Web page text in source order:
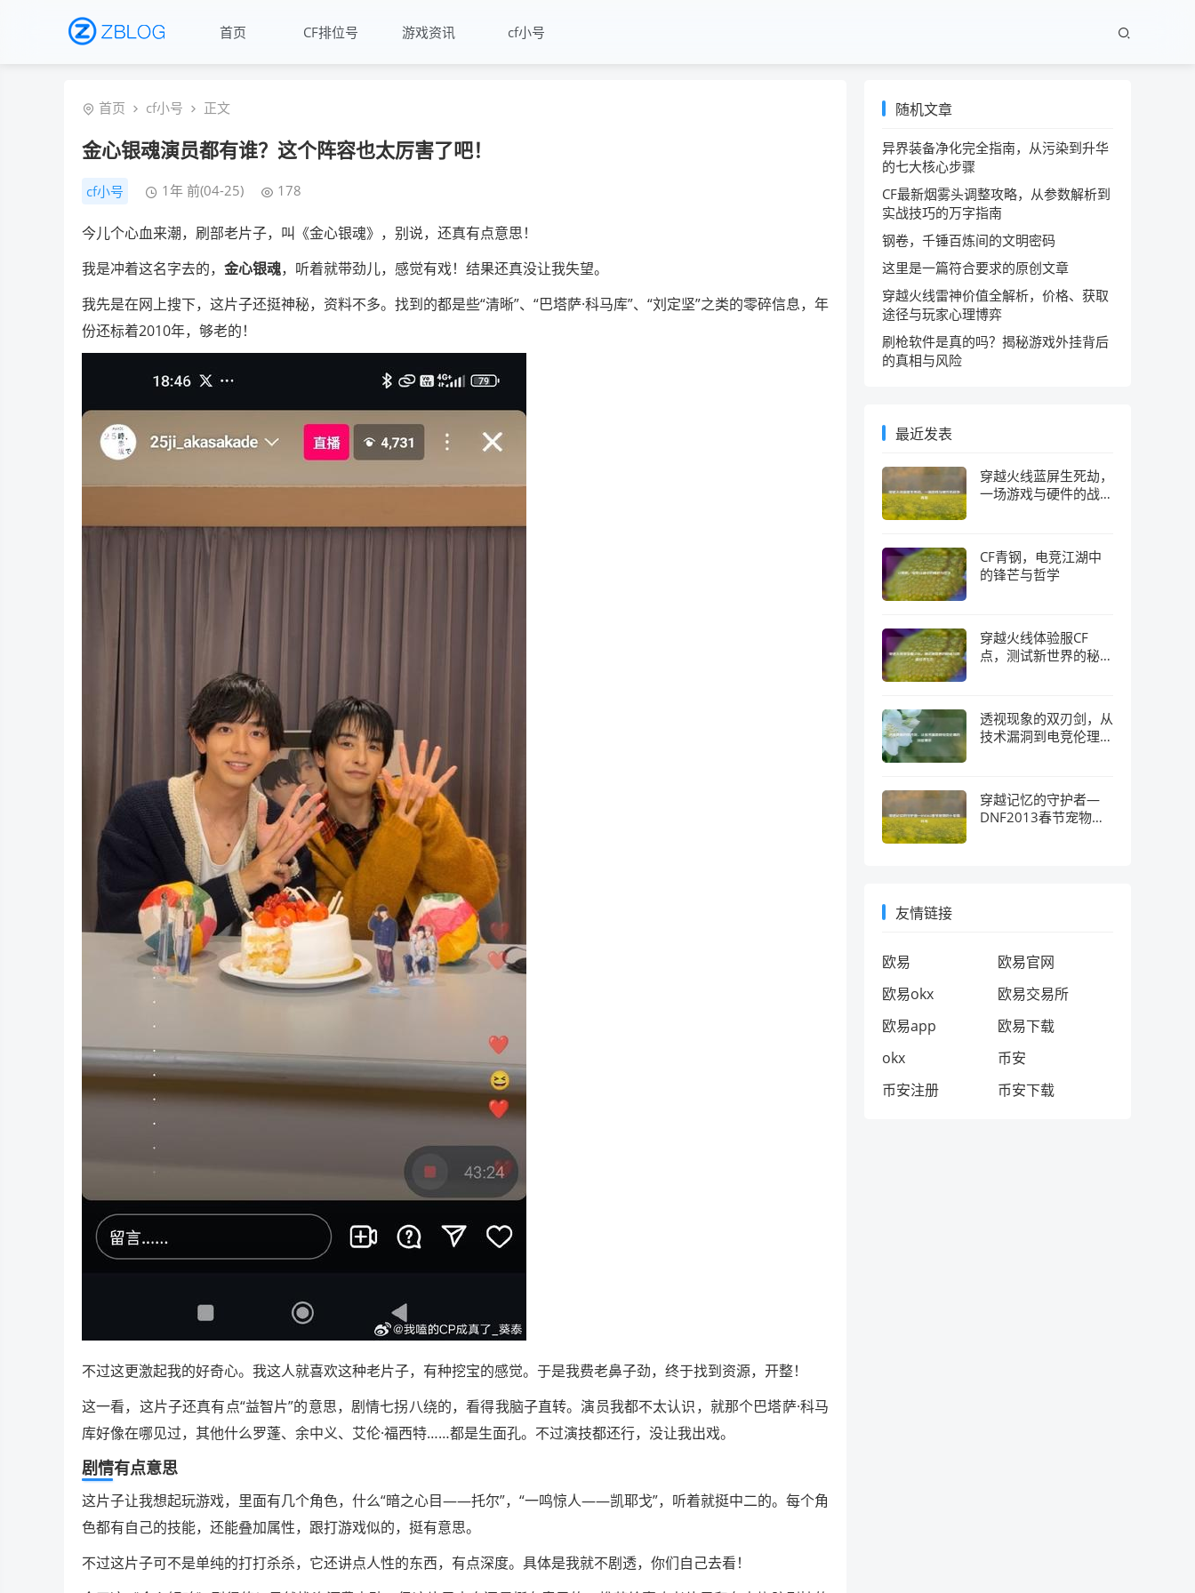
首页 CF排位号 游戏资讯 cf小号
首页 cf小号 正文
金心银魂演员都有谁？这个阵容也太厉害了吧！
cf小号 1年 前(04-25) 178
今儿个心血来潮，刷部老片子，叫《金心银魂》，别说，还真有点意思！
我是冲着这名字去的， 金心银魂，听着就带劲儿，感觉有戏！结果还真没让我失望。
我先是在网上搜下，这片子还挺神秘，资料不多。找到的都是些“清晰”、“巴塔萨·科马库”、“刘定坚”之类的零碎信息，年
份还标着2010年，够老的！
不过这更激起我的好奇心。我这人就喜欢这种老片子，有种挖宝的感觉。于是我费老鼻子劲，终于找到资源，开整！
这一看，这片子还真有点“益智片”的意思，剧情七拐八绕的，看得我脑子直转。演员我都不太认识，就那个巴塔萨·科马
库好像在哪见过，其他什么罗蓬、余中义、艾伦·福西特……都是生面孔。不过演技都还行，没让我出戏。
剧情有点意思
这片子让我想起玩游戏，里面有几个角色，什么“暗之心目——托尔”，“一鸣惊人——凯耶戈”，听着就挺中二的。每个角
色都有自己的技能，还能叠加属性，跟打游戏似的，挺有意思。
不过这片子可不是单纯的打打杀杀，它还讲点人性的东西，有点深度。具体是我就不剧透，你们自己去看！
随机文章
异界装备净化完全指南，从污染到升华
的七大核心步骤
CF最新烟雾头调整攻略，从参数解析到
实战技巧的万字指南
钢卷，千锤百炼间的文明密码
这里是一篇符合要求的原创文章
穿越火线雷神价值全解析，价格、获取
途径与玩家心理博弈
刷枪软件是真的吗？揭秘游戏外挂背后
的真相与风险
最近发表
穿越火线蓝屏生死劫，
一场游戏与硬件的战争
CF青钢，电竞江湖中
的锋芒与哲学
穿越火线体验服CF
点，测试新世界的秘钥
透视现象的双刃剑，从
技术漏洞到电竞伦理的
穿越记忆的守护者—
DNF2013春节宠物的
友情链接
欧易
欧易官网
欧易okx
欧易交易所
欧易app
欧易下载
okx
币安
币安注册
币安下载